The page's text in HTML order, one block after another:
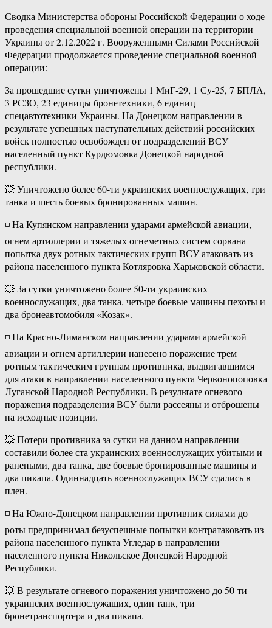
Сводка Министерства обороны Российской Федерации о ходе
проведения специальной военной операции на территории
Украины от 2.12.2022 г. Вооруженными Силами Российской
Федерации продолжается проведение специальной военной
операции:
За прошедшие сутки уничтожены 1 МиГ-29, 1 Су-25, 7 БПЛА,
3 РСЗО, 23 единицы бронетехники, 6 единиц
спецавтотехники Украины. На Донецком направлении в
результате успешных наступательных действий российских
войск полностью освобожден от подразделений ВСУ
населенный пункт Курдюмовка Донецкой народной
республики.
💥 Уничтожено более 60-ти украинских военнослужащих, три
танка и шесть боевых бронированных машин.
◽️ На Купянском направлении ударами армейской авиации,
огнем артиллерии и тяжелых огнеметных систем сорвана
попытка двух ротных тактических групп ВСУ атаковать из
района населенного пункта Котляровка Харьковской области.
💥 За сутки уничтожено более 50-ти украинских
военнослужащих, два танка, четыре боевые машины пехоты и
два бронеавтомобиля «Козак».
◽️ На Красно-Лиманском направлении ударами армейской
авиации и огнем артиллерии нанесено поражение трем
ротным тактическим группам противника, выдвигавшимся
для атаки в направлении населенного пункта Червонопоповка
Луганской Народной Республики. В результате огневого
поражения подразделения ВСУ были рассеяны и отброшены
на исходные позиции.
💥 Потери противника за сутки на данном направлении
составили более ста украинских военнослужащих убитыми и
ранеными, два танка, две боевые бронированные машины и
два пикапа. Одиннадцать военнослужащих ВСУ сдались в
плен.
◽️ На Южно-Донецком направлении противник силами до
роты предпринимал безуспешные попытки контратаковать из
района населенного пункта Угледар в направлении
населенного пункта Никольское Донецкой Народной
Республики.
💥 В результате огневого поражения уничтожено до 50-ти
украинских военнослужащих, один танк, три
бронетранспортера и два пикапа.